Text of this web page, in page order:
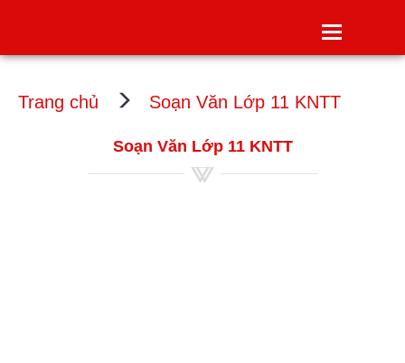
Toggle
Trang chủ Soạn Văn Lớp 11 KNTT
Soạn Văn Lớp 11 KNTT